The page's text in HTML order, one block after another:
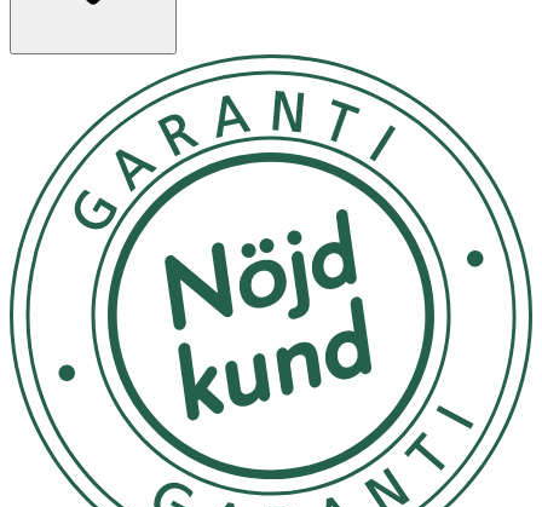
- Undvik att förvara produkten i direkt solljus eller
hög/låg temperatur.
Aqua (Water), Glycerin, Methylpropanediol, Salvia
Officinalis (Sage) Leaf Extract, Lavandula Angustifolia
(Lavender) Flower Extract, Rosmarinus Officinalis
(Rosemary) Extract, Chamomilla Recutita (Matricaria)
Flower Extract, Cymbopogon Schoenanthus Extract,
Rubus Idaeus (Raspberry) Fruit Extract, Rubus Fruticosus
(Blackberry) Fruit Extract, Euterpe Oleracea Fruit Extract,
Vaccinium Myrtillus Fruit Extract, Vaccinium Macrocarpon
(Cranberry) Fruit Extract, Ribes Nigrum (Black Currant)
Fruit Extract, Vaccinium Angustifolium (Blueberry) Fruit
Extract, Panthenol, Allantoin, Betaine, Ascorbic Acid,
Sodium Citrate, Hydroxyethylcellulose, Polyglyceryl-4
Caprate, Disodium EDTA, Hydroxyacetophenone, 1,2-
Hexanediol, Parfum.